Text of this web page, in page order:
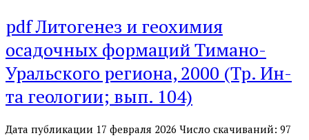
pdfЛитогенез и геохимия
осадочных формаций Тимано-
Уральского региона, 2000 (Тр. Ин-
та геологии; вып. 104)
Дата публикации 17 февраля 2026 Число скачиваний: 97